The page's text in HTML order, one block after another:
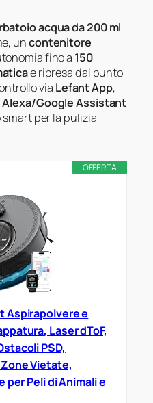
acqua da 200 ml
uncontenitore
fino a 150
e ripresa dal punto
via Lefant App,
Alexa/Google Assistant
per la pulizia
OFFERTA
Aspirapolvere e
Laser dToF,
PSD,
Vietate,
per Peli di Animali e